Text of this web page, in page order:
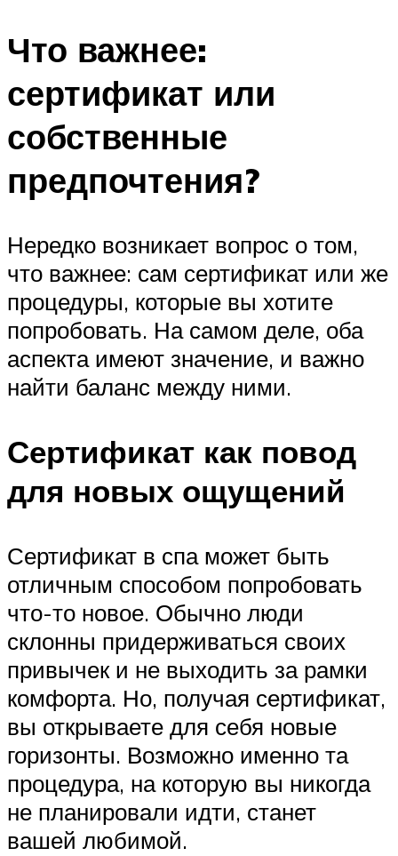
Что важнее:
сертификат или
собственные
предпочтения?
Нередко возникает вопрос о том,
что важнее: сам сертификат или же
процедуры, которые вы хотите
попробовать. На самом деле, оба
аспекта имеют значение, и важно
найти баланс между ними.
Сертификат как повод
для новых ощущений
Сертификат в спа может быть
отличным способом попробовать
что-то новое. Обычно люди
склонны придерживаться своих
привычек и не выходить за рамки
комфорта. Но, получая сертификат,
вы открываете для себя новые
горизонты. Возможно именно та
процедура, на которую вы никогда
не планировали идти, станет
вашей любимой.